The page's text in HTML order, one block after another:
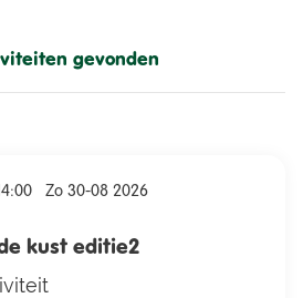
gevonden
Zo 30-08 2026
kust editie2
jaar